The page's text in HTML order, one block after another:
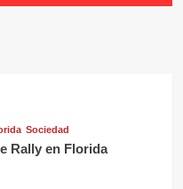
Sociedad
Rally en Florida